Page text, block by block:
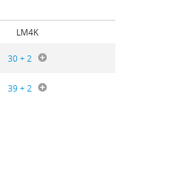
LM4K
30 + 2
39 + 2